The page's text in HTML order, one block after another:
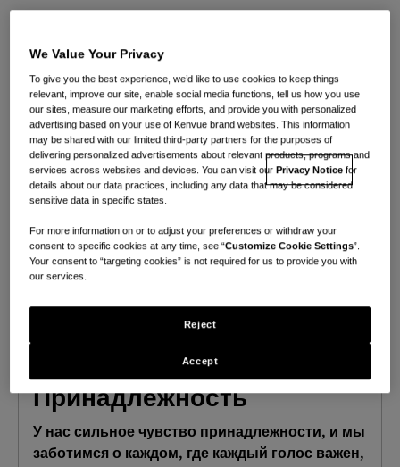
Значение
Каждый день мы затрагиваем около 1,2
миллиарда жизней благодаря знаковым
брендам, оказывая ощутимое и кумулятивное
влияние на здоровье людей через
повседневный уход.
Принадлежность
У нас сильное чувство принадлежности, и мы
заботимся о каждом, где каждый голос важен,
We Value Your Privacy
To give you the best experience, we’d like to use cookies to keep things
relevant, improve our site, enable social media functions, tell us how you use
our sites, measure our marketing efforts, and provide you with personalized
advertising based on your use of Kenvue brand websites. This information
may be shared with our limited third-party partners for the purposes of
delivering personalized advertisements about relevant products, programs and
services across websites and devices. You can visit our Privacy Notice for
details about our data practices, including any data that may be considered
sensitive data in specific states.
For more information on or to adjust your preferences or withdraw your
consent to specific cookies at any time, see “Customize Cookie Settings”.
Your consent to “targeting cookies” is not required for us to provide you with
our services.
Reject
Accept